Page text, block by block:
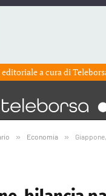
editoriale a cura di
» Economia » Giappone,